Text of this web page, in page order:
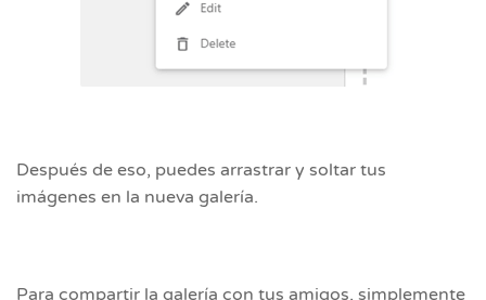
Después de eso, puedes arrastrar y soltar tus
imágenes en la nueva galería.
Para compartir la galería con tus amigos, simplemente